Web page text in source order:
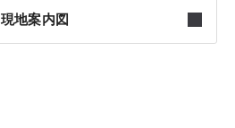
現地案内図